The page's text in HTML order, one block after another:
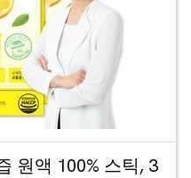
원액 100% 스틱, 3